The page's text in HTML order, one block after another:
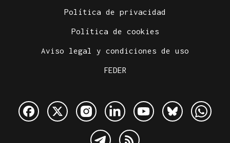
Política de privacidad
Política de cookies
Aviso legal y condiciones de uso
FEDER